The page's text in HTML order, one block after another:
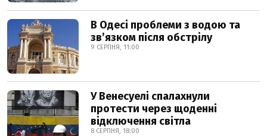
В Одесі проблеми з водою та
звʼязком після обстрілу
9 СЕРПНЯ, 11:00
У Венесуелі спалахнули
протести через щоденні
відключення світла
8 СЕРПНЯ, 18:00